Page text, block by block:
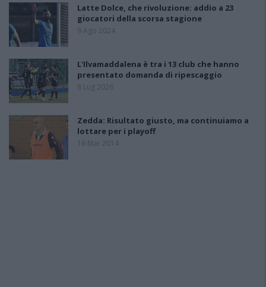
Latte Dolce, che rivoluzione: addio a 23
giocatori della scorsa stagione
9 Ago 2024
L'Ilvamaddalena è tra i 13 club che hanno
presentato domanda di ripescaggio
8 Lug 2026
Zedda: Risultato giusto, ma continuiamo a
lottare per i playoff
16 Mar 2014